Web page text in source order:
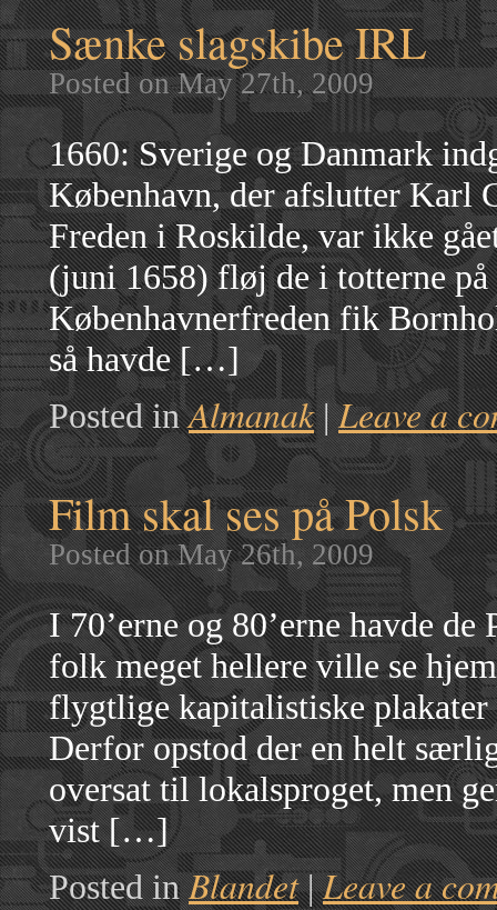
Sænke slagskibe IRL
Posted on May 27th, 2009
1660: Sverige og Danmark
København, der afslutter Karl
Freden i Roskilde, var ikke
(juni 1658) fløj de i totterne
Københavnerfreden fik
så havde […]
Posted in Almanak | Leave a
Film skal ses på Polsk
Posted on May 26th, 2009
I 70’erne og 80’erne havde
folk meget hellere ville se
flygtlige kapitalistiske
Derfor opstod der en helt
oversat til lokalsproget, men
vist […]
Posted in Blandet | Leave a